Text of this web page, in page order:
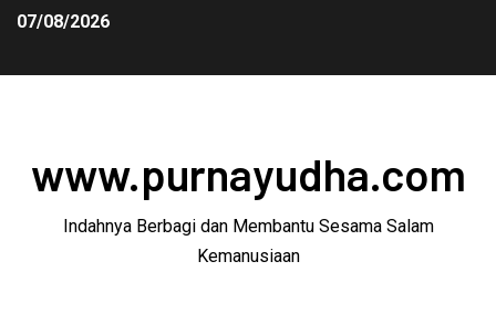
07/08/2026
www.purnayudha.com
Indahnya Berbagi dan Membantu Sesama Salam
Kemanusiaan